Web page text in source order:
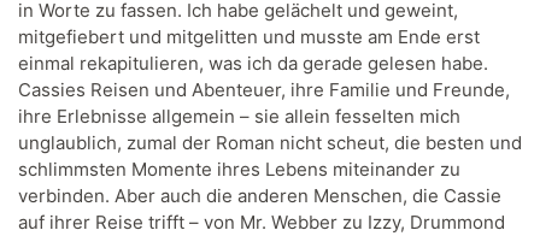
in Worte zu fassen. Ich habe gelächelt und geweint,
mitgefiebert und mitgelitten und musste am Ende erst
einmal rekapitulieren, was ich da gerade gelesen habe.
Cassies Reisen und Abenteuer, ihre Familie und Freunde,
ihre Erlebnisse allgemein – sie allein fesselten mich
unglaublich, zumal der Roman nicht scheut, die besten und
schlimmsten Momente ihres Lebens miteinander zu
verbinden. Aber auch die anderen Menschen, die Cassie
auf ihrer Reise trifft – von Mr. Webber zu Izzy, Drummond